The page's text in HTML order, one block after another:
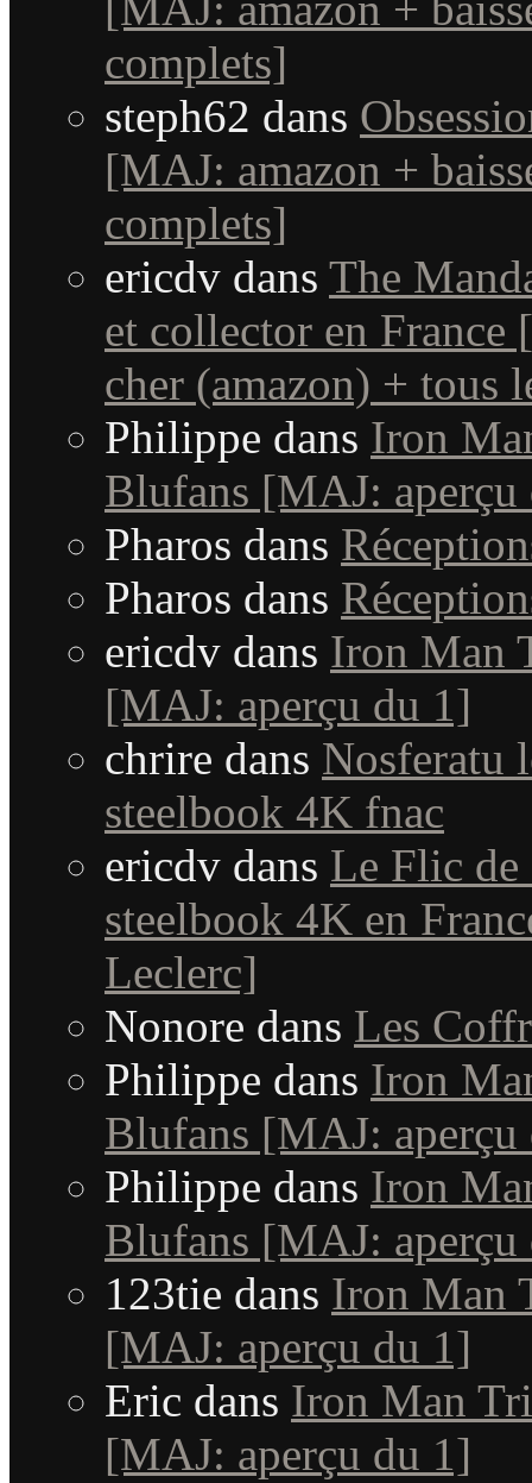
complets]
steph62 dans
[MAJ: amazon +
complets]
ericdv dans The
et collector en
cher (amazon) + tous
Philippe dans Iron
Blufans [MAJ: aperçu
Pharos dans
Pharos dans
ericdv dans Iron Man
[MAJ: aperçu du 1]
chrire dans Nosferatu
steelbook 4K fnac
ericdv dans Le Flic
steelbook 4K en
Leclerc]
Nonore dans Les
Philippe dans Iron
Blufans [MAJ: aperçu
Philippe dans Iron
Blufans [MAJ: aperçu
123tie dans Iron Man
[MAJ: aperçu du 1]
Eric dans Iron Man
[MAJ: aperçu du 1]